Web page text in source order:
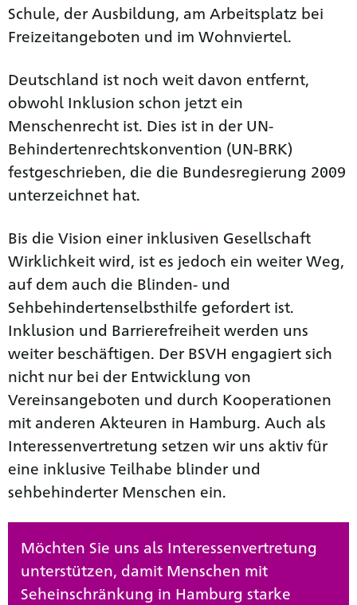
Schule, der Ausbildung, am Arbeitsplatz bei
Freizeitangeboten und im Wohnviertel.
Deutschland ist noch weit davon entfernt,
obwohl Inklusion schon jetzt ein
Menschenrecht ist. Dies ist in der UN-
Behindertenrechts­konvention (UN-BRK)
festgeschrieben, die die Bundesregierung 2009
unterzeichnet hat.
Bis die Vision einer inklusiven Gesellschaft
Wirklichkeit wird, ist es jedoch ein weiter Weg,
auf dem auch die Blinden- und
Sehbehinderten­selbsthilfe gefordert ist.
Inklusion und Barrierefreiheit werden uns
weiter beschäftigen. Der BSVH engagiert sich
nicht nur bei der Entwicklung von
Vereinsangeboten und durch Kooperationen
mit anderen Akteuren in Hamburg. Auch als
Interessenvertretung setzen wir uns aktiv für
eine inklusive Teilhabe blinder und
sehbehinderter Menschen ein.
Möchten Sie uns als Interessenvertretung
unterstützen, damit Menschen mit
Seheinschränkung in Hamburg starke